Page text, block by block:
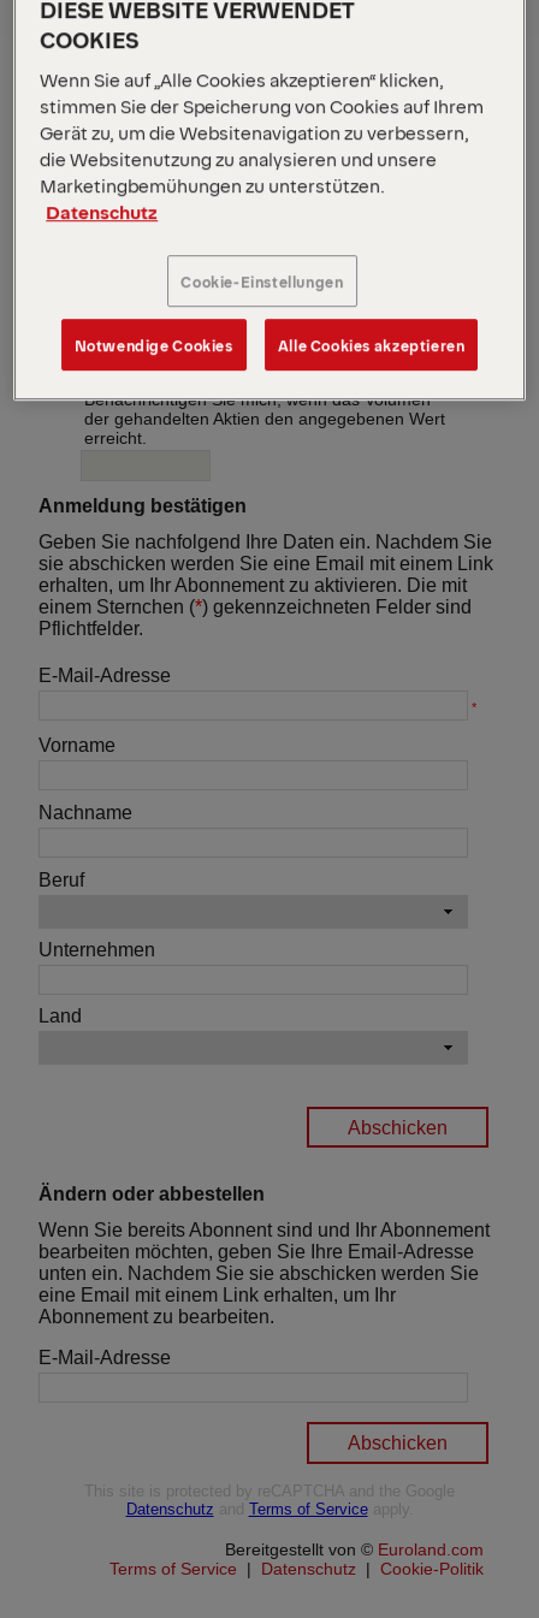
DIESE WEBSITE VERWENDET
COOKIES
Wenn Sie auf „Alle Cookies akzeptieren“ klicken,
stimmen Sie der Speicherung von Cookies auf Ihrem
Gerät zu, um die Websitenavigation zu verbessern,
die Websitenutzung zu analysieren und unsere
Marketingbemühungen zu unterstützen.
Datenschutz
Cookie-Einstellungen
Notwendige Cookies Alle Cookies akzeptieren